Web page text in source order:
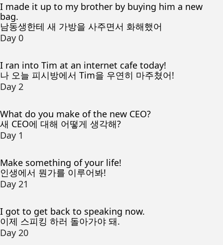
I made it up to my brother by buying him a new
bag.
남동생한테 새 가방을 사주면서 화해했어
Day 0
I ran into Tim at an internet cafe today!
나 오늘 피시방에서 Tim을 우연히 마주쳤어!
Day 2
What do you make of the new CEO?
새 CEO에 대해 어떻게 생각해?
Day 1
Make something of your life!
인생에서 뭔가를 이루어봐!
Day 21
I got to get back to speaking now.
이제 스피킹 하러 돌아가야 돼.
Day 20